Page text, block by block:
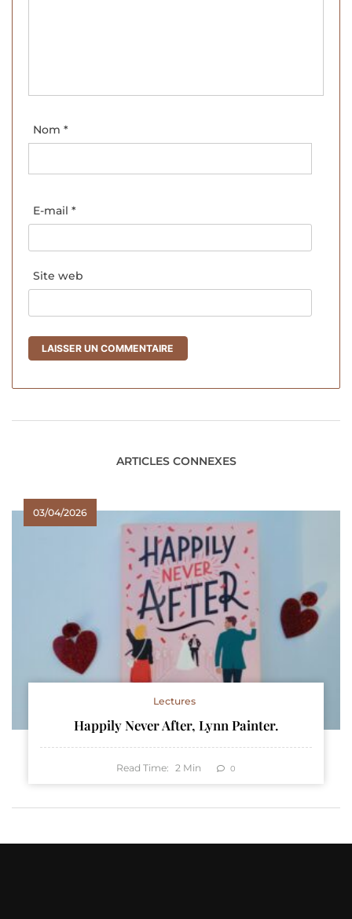
Nom *
E-mail *
Site web
ARTICLES CONNEXES
03/04/2026
Lectures
Happily Never After, Lynn Painter.
Read Time: 2 Min 0